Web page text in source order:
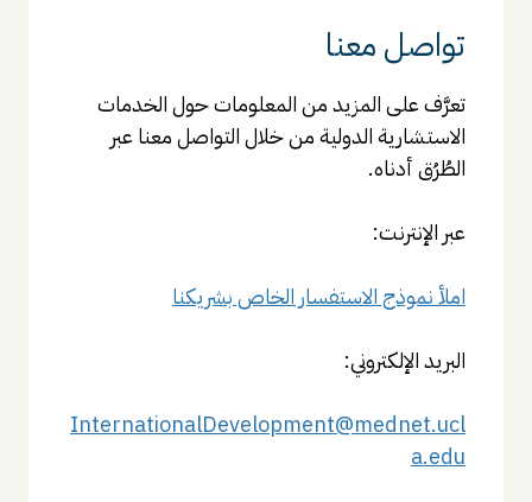
تواصل معنا
تعرَّف على المزيد من المعلومات حول الخدمات
الاستشارية الدولية من خلال التواصل معنا عبر
الطُرُق أدناه.
عبر الإنترنت:
املأ نموذج الاستفسار الخاص بشريكنا
البريد الإلكتروني:
InternationalDevelopment@mednet.ucl
a.edu